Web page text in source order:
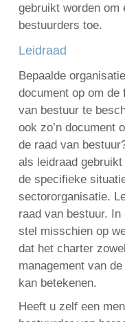
gebruikt worden om
bestuurders toe.
Leidraad
Bepaalde
document op om de
van bestuur te
ook zo’n document
de raad van
als leidraad
de specifieke
sectororganisatie.
raad van bestuur.
stel misschien op
dat het charter
management van
kan betekenen.
Heeft u zelf een